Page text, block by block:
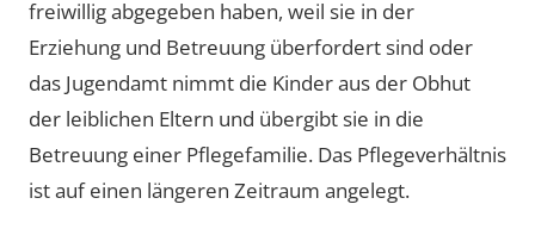
freiwillig abgegeben haben, weil sie in der
Erziehung und Betreuung überfordert sind oder
das Jugendamt nimmt die Kinder aus der Obhut
der leiblichen Eltern und übergibt sie in die
Betreuung einer Pflegefamilie. Das Pflegeverhältnis
ist auf einen längeren Zeitraum angelegt.